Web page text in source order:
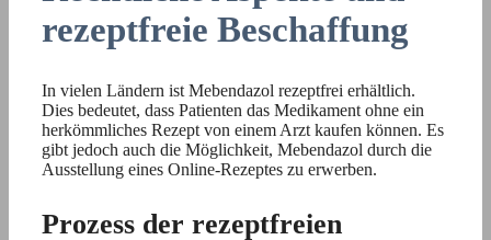
rezeptfreie Beschaffung
In vielen Ländern ist Mebendazol rezeptfrei erhältlich.
Dies bedeutet, dass Patienten das Medikament ohne ein
herkömmliches Rezept von einem Arzt kaufen können. Es
gibt jedoch auch die Möglichkeit, Mebendazol durch die
Ausstellung eines Online-Rezeptes zu erwerben.
Prozess der rezeptfreien